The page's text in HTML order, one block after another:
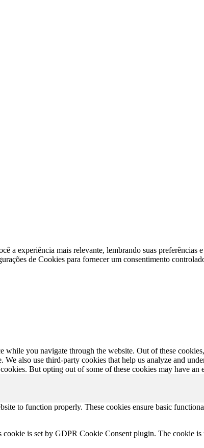
a experiência mais relevante, lembrando suas
de Cookies para fornecer um consentimento
you navigate through the website. Out of these
also use third-party cookies that help us analyze and
But opting out of some of these cookies may have
to function properly. These cookies ensure basic
cookie is set by GDPR Cookie Consent plugin. The cookie